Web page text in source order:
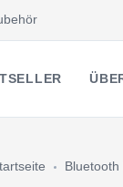
Bluetooth